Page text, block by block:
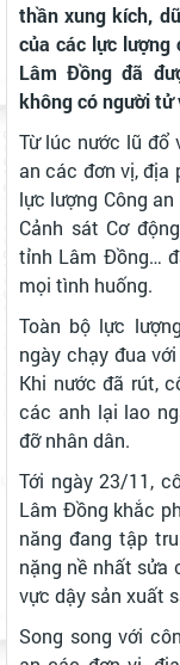
thần xung kích,
của các lực
Lâm Đồng đã
không có người tử
Từ lúc nước lũ đổ
an các đơn vị, địa
lực lượng Công an
Cảnh sát Cơ
tỉnh Lâm Đồng…
mọi tình huống.
Toàn bộ lực
ngày chạy đua
Khi nước đã rút,
các anh lại lao
đỡ nhân dân.
Tới ngày 23/11,
Lâm Đồng khắc
năng đang tập
nặng nề nhất sửa
vực dậy sản xuất
Song song với